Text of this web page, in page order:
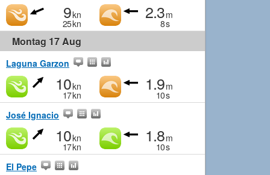
9kn
25kn
2.3m
8s
Montag 17 Aug
Laguna Garzon
10kn
17kn
1.9m
10s
José Ignacio
10kn
17kn
1.8m
10s
El Pepe